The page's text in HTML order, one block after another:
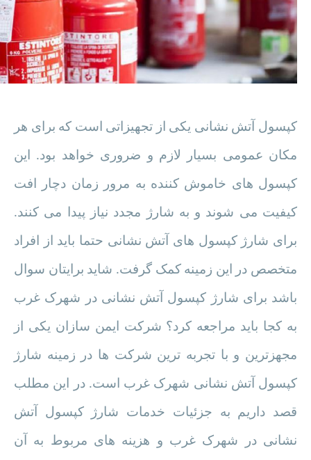
کپسول آتش نشانی یکی از تجهیزاتی است که برای هر
مکان عمومی بسیار لازم و ضروری خواهد بود. این
کپسول های خاموش کننده به مرور زمان دچار افت
کیفیت می شوند و به شارژ مجدد نیاز پیدا می کنند.
برای شارژ کپسول های آتش نشانی حتما باید از افراد
متخصص در این زمینه کمک گرفت. شاید برایتان سوال
باشد برای شارژ کپسول آتش نشانی در شهرک غرب
به کجا باید مراجعه کرد؟ شرکت ایمن سازان یکی از
مجهزترین و با تجربه ترین شرکت ها در زمینه شارژ
کپسول آتش نشانی شهرک غرب است. در این مطلب
قصد داریم به جزئیات خدمات شارژ کپسول آتش
نشانی در شهرک غرب و هزینه های مربوط به آن